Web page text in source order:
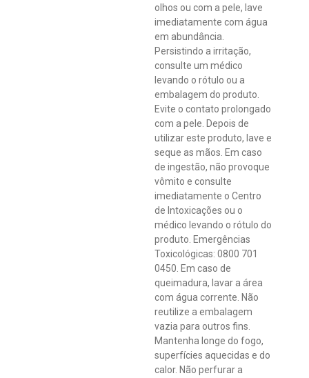
olhos ou com a pele, lave
imediatamente com água
em abundância.
Persistindo a irritação,
consulte um médico
levando o rótulo ou a
embalagem do produto.
Evite o contato prolongado
com a pele. Depois de
utilizar este produto, lave e
seque as mãos. Em caso
de ingestão, não provoque
vômito e consulte
imediatamente o Centro
de Intoxicações ou o
médico levando o rótulo do
produto. Emergências
Toxicológicas: 0800 701
0450. Em caso de
queimadura, lavar a área
com água corrente. Não
reutilize a embalagem
vazia para outros fins.
Mantenha longe do fogo,
superfícies aquecidas e do
calor. Não perfurar a